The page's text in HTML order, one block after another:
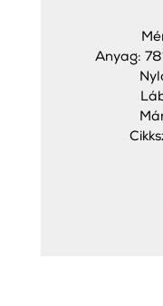
Anyag: